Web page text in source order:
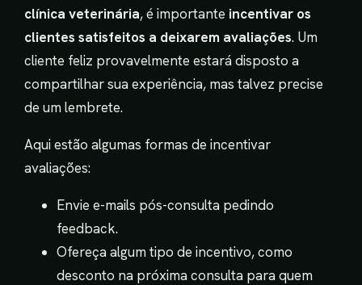
clínica veterinária, é importante incentivar os
clientes satisfeitos a deixarem avaliações. Um
cliente feliz provavelmente estará disposto a
compartilhar sua experiência, mas talvez precise
de um lembrete.
Aqui estão algumas formas de incentivar
avaliações:
Envie e-mails pós-consulta pedindo
feedback.
Ofereça algum tipo de incentivo, como
desconto na próxima consulta para quem